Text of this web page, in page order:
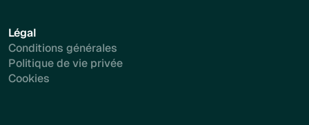
Légal
Conditions générales
Politique de vie privée
Cookies